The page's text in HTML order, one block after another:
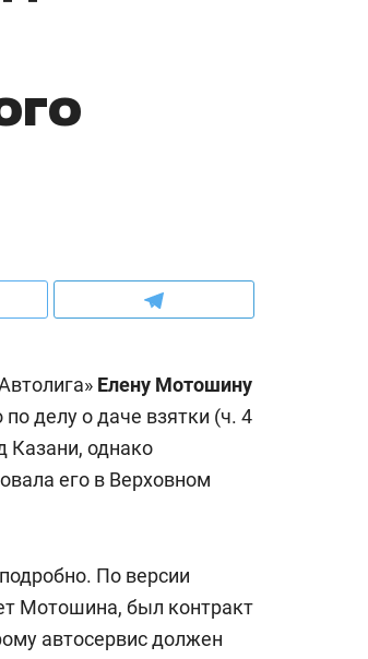
Елену Мотошину
делу о даче взятки (ч. 4
Казани, однако
его в Верховном
По версии
Мотошина, был контракт
автосервис должен
запросах мастеров
и Face
будет
Рекомендуем
Опыт выживания в дикой
природе, работа
с ментальным и физическим